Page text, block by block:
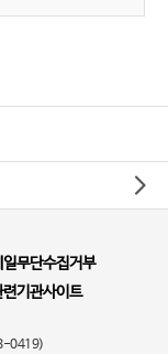
일무단수집거부
련기관사이트
0419)